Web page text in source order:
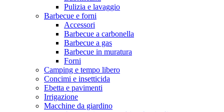
Pulizia e lavaggio
Barbecue e forni
Accessori
Barbecue a carbonella
Barbecue a gas
Barbecue in muratura
Forni
Camping e tempo libero
Concimi e insetticida
Ebetta e pavimenti
Irrigazione
Macchine da giardino